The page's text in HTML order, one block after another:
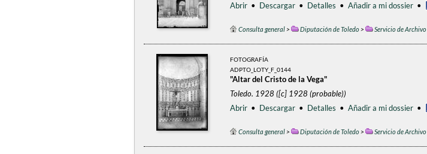
Abrir • Descargar • Detalles • Añadir a mi dossier •
Consulta general> Diputación de Toledo> Servicio de Archivo
FOTOGRAFÍA
ADPTO_LOTY_F_0144
"Altar del Cristo de la Vega"
Toledo. 1928 ([c] 1928 (probable))
Abrir • Descargar • Detalles • Añadir a mi dossier •
Consulta general> Diputación de Toledo> Servicio de Archivo